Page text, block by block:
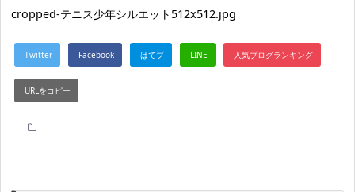
cropped-テニス少年シルエット512x512.jpg